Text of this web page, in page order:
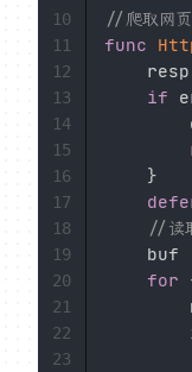
//爬取网
func
	resp
if
}
//读
	buf
for
10
11
12
13
14
15
16
17
18
19
20
21
22
23